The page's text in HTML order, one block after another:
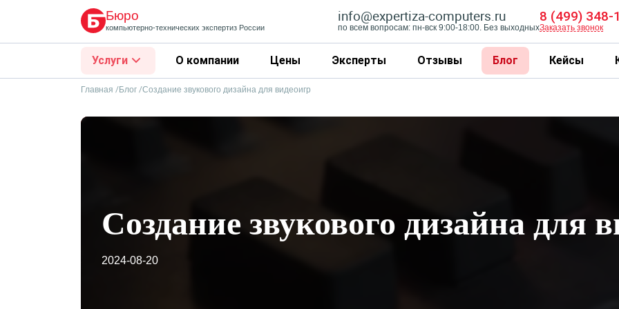
Бюро
компьютерно-технических экспертиз России
info@expertiza-computers.ru
по всем вопросам: пн-вск 9:00-18:00. Без выходных
8 (499) 348-
Заказать звонок
Услуги О компании Цены Эксперты Отзывы Блог Кейсы
Главная Блог Создание звукового дизайна для видеоигр
Создание звукового дизайна для
2024-08-20